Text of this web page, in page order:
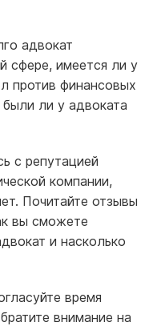
адвокат
сфере, имеется ли у
против финансовых
ли у адвоката
с репутацией
компании,
Почитайте отзывы
вы сможете
и насколько
время
внимание на